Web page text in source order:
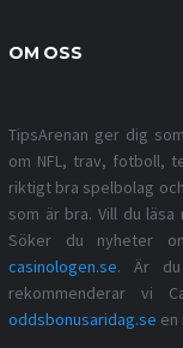
OM OSS
TipsArenan ger dig
om NFL, trav, fotboll,
riktigt bra spelbolag
som är bra. Vill du
Söker du nyheter
casinologen.se. Är
rekommenderar vi
oddsbonusaridag.se en